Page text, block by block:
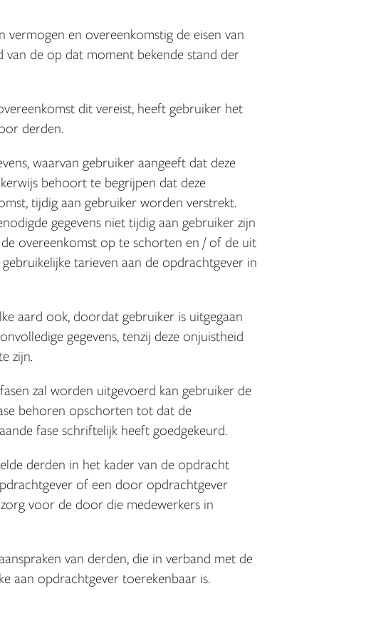
vermogen en overeenkomstig de eisen van
van de op dat moment bekende stand der
dit vereist, heeft gebruiker het
derden.
waarvan gebruiker aangeeft dat deze
behoort te begrijpen dat deze
tijdig aan gebruiker worden verstrekt.
gegevens niet tijdig aan gebruiker zijn
overeenkomst op te schorten en / of de uit
tarieven aan de opdrachtgever in
aard ook, doordat gebruiker is uitgegaan
gegevens, tenzij deze onjuistheid
zijn.
zal worden uitgevoerd kan gebruiker de
behoren opschorten tot dat de
fase schriftelijk heeft goedgekeurd.
derden in het kader van de opdracht
of een door opdrachtgever
voor de door die medewerkers in
van derden, die in verband met de
aan opdrachtgever toerekenbaar is.